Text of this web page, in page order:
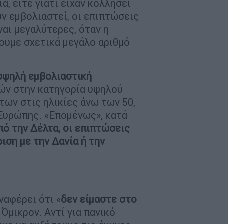
γιατί είχαν κολλήσει
εμβολιαστεί, οι επιπτώσεις
μεγαλύτερες, όταν η
σχετικά μεγάλο αριθμό
εμβολιαστική
στην κατηγορία υψηλού
στις ηλικίες άνω των 50,
«Επομένως», κατά
την Δέλτα, οι επιπτώσεις
με την Δανία ή την
ότι «δεν είμαστε στο
Αντί για πανικό